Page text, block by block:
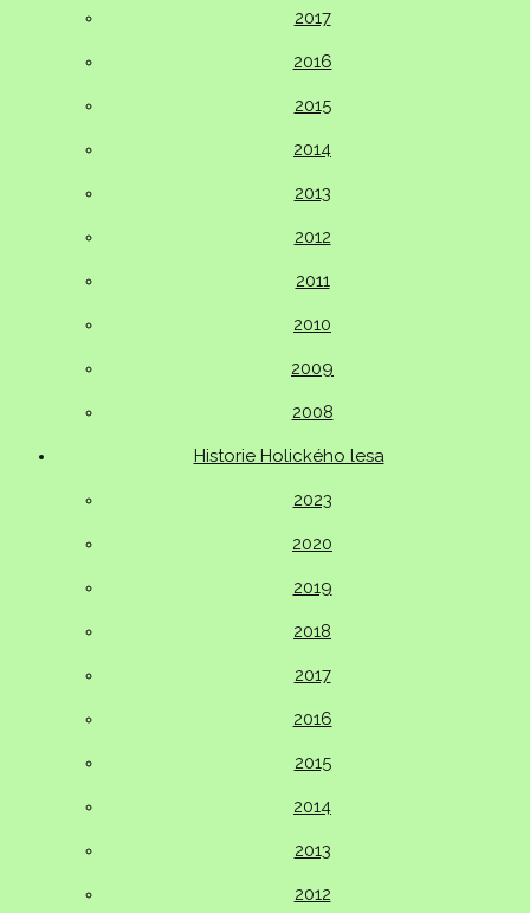
2017
2016
2015
2014
2013
2012
2011
2010
2009
2008
Historie Holického lesa
2023
2020
2019
2018
2017
2016
2015
2014
2013
2012